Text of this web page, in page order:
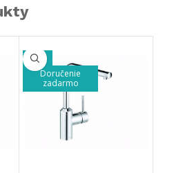
-20%
Doručenie
zadarmo